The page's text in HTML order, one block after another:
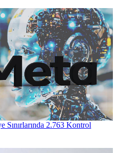
2.763 Kontrol